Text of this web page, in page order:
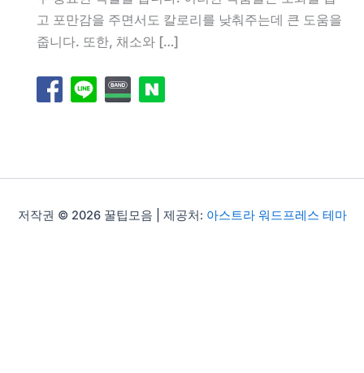
고 포만감을 주면서도 칼로리를 낮춰주는데 큰 도움을
줍니다. 또한, 채소와 […]
저작권 © 2026 꿀팁모음 | 제공처: 아스트라 워드프레스 테마